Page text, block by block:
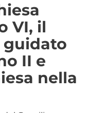
VI, il
guidato
II e
nella